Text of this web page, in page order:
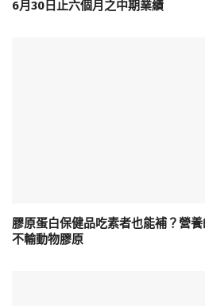
6月30日止六個月之中期業績
膠原蛋白保健品吃素者也能補？營
不輸動物膠原